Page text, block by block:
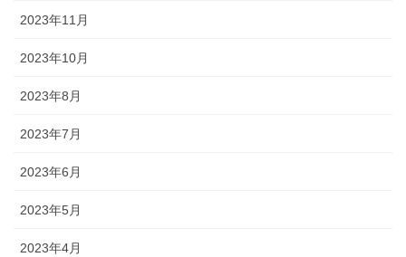
2023年11月
2023年10月
2023年8月
2023年7月
2023年6月
2023年5月
2023年4月